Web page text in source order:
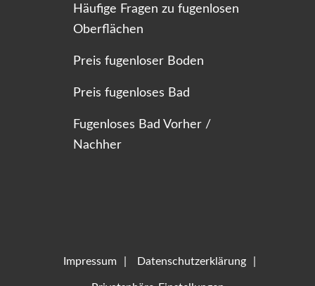
Häufige Fragen zu fugenlosen
Oberflächen
Preis fugenloser Boden
Preis fugenloses Bad
Fugenloses Bad Vorher /
Nachher
Impressum Datenschutzerklärung